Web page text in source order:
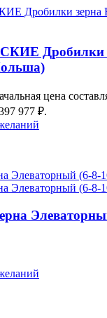
Дробилки
цена
977 ₽.